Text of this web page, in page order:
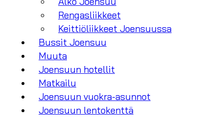
Rengasliikkeet
Keittiöliikkeet Joensuussa
Bussit Joensuu
Muuta
Joensuun hotellit
Matkailu
Joensuun vuokra-asunnot
Joensuun lentokenttä